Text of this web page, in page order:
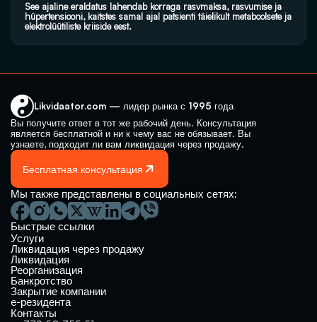
See ajaline eraldatus lahendab korraga rasvmaksa, rasvumise ja
hüpertensiooni, kaitstes samal ajal patsienti täielikult metaboolsete ja
elektrolüütiliste kriiside eest.
Likvidaator.com — лидер рынка с 1995 года
Вы получите ответ в тот же рабочий день. Консультация
является бесплатной и ни к чему вас не обязывает. Вы
узнаете, подходит ли вам ликвидация через продажу.
Бесплатная консультация
Мы также представлены в социальных сетях:
Быстрые ссылки
Услуги
Ликвидация через продажу
Ликвидация
Реорганизация
Банкротство
Закрытие компании
e-резидента
Контакты